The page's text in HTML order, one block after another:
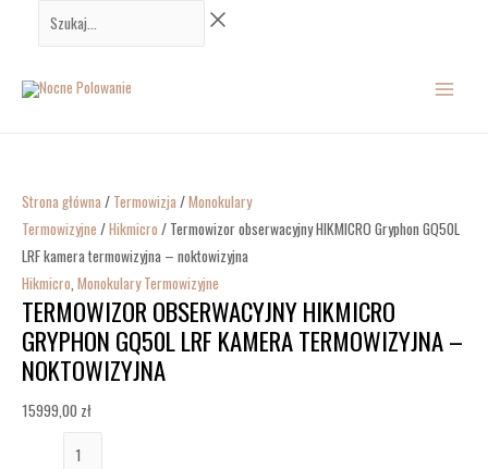
Szukaj...
Strona główna / Termowizja /Monokulary
Termowizyjne /Hikmicro / Termowizor obserwacyjny HIKMICRO Gryphon GQ50L
LRF kamera termowizyjna – noktowizyjna
Hikmicro Monokulary Termowizyjne
TERMOWIZOR OBSERWACYJNY HIKMICRO
GRYPHON GQ50L LRF KAMERA TERMOWIZYJNA –
NOKTOWIZYJNA
15999,00 zł
HIKMICRO
kamera
termowizyjna
-
noktowizyjna